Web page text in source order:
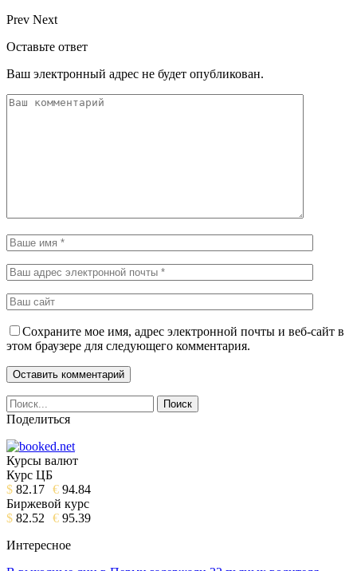
Prev Next
Оставьте ответ
Ваш электронный адрес не будет опубликован.
Сохраните мое имя, адрес электронной почты и веб-сайт в
этом браузере для следующего комментария.
Поделиться
Курсы валют
Курс ЦБ
$ 82.17 € 94.84
Биржевой курс
$ 82.52 € 95.39
Интересное